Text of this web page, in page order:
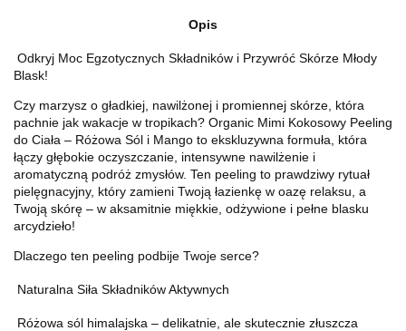
Opis
Odkryj Moc Egzotycznych Składników i Przywróć Skórze Młody
Blask!
Czy marzysz o gładkiej, nawilżonej i promiennej skórze, która
pachnie jak wakacje w tropikach? Organic Mimi Kokosowy Peeling
do Ciała – Różowa Sól i Mango to ekskluzywna formuła, która
łączy głębokie oczyszczanie, intensywne nawilżenie i
aromatyczną podróż zmysłów. Ten peeling to prawdziwy rytuał
pielęgnacyjny, który zamieni Twoją łazienkę w oazę relaksu, a
Twoją skórę – w aksamitnie miękkie, odżywione i pełne blasku
arcydzieło!
Dlaczego ten peeling podbije Twoje serce?
Naturalna Siła Składników Aktywnych
Różowa sól himalajska – delikatnie, ale skutecznie złuszcza